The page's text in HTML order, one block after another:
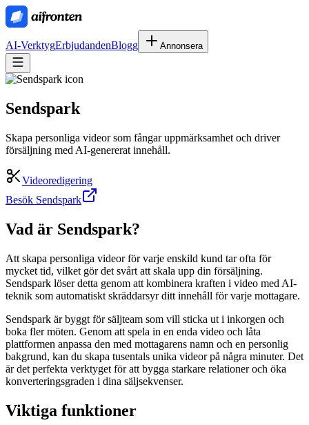
AI-VerktygErbjudandenBlogg Annonsera
Sendspark
Skapa personliga videor som fångar uppmärksamhet och driver
försäljning med AI-genererat innehåll.
Videoredigering
Besök Sendspark
Vad är Sendspark?
Att skapa personliga videor för varje enskild kund tar ofta för
mycket tid, vilket gör det svårt att skala upp din försäljning.
Sendspark löser detta genom att kombinera kraften i video med AI-
teknik som automatiskt skräddarsyr ditt innehåll för varje mottagare.
Sendspark är byggt för säljteam som vill sticka ut i inkorgen och
boka fler möten. Genom att spela in en enda video och låta
plattformen anpassa den med mottagarens namn och en personlig
bakgrund, kan du skapa tusentals unika videor på några minuter. Det
är det perfekta verktyget för att bygga starkare relationer och öka
konverteringsgraden i dina säljsekvenser.
Viktiga funktioner